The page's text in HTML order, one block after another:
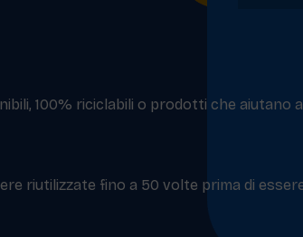
100% riciclabili o prodotti che aiutano
riutilizzate fino a 50 volte prima di